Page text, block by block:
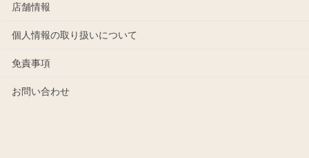
店舗情報
個人情報の取り扱いについて
免責事項
お問い合わせ